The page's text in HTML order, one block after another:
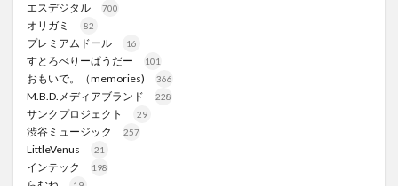
エスデジタル 700
オリガミ 82
プレミアムドール 16
すとろべりーぱうだー 101
おもいで。（memories) 366
M.B.D.メディアブランド 228
サンクプロジェクト 29
渋谷ミュージック 257
LittleVenus 21
インテック 198